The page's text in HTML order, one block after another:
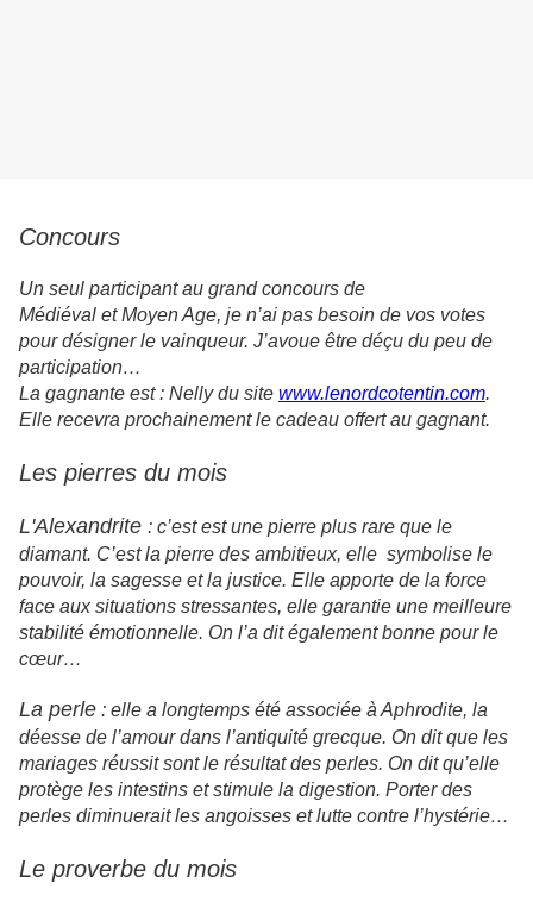
Concours
Un seul participant au grand concours de
Médiéval et Moyen Age, je n’ai pas besoin de vos votes
pour désigner le vainqueur. J’avoue être déçu du peu de
participation…
La gagnante est : Nelly du site www.lenordcotentin.com.
Elle recevra prochainement le cadeau offert au gagnant.
Les pierres du mois
L'Alexandrite : c’est est une pierre plus rare que le
diamant. C’est la pierre des ambitieux, elle symbolise le
pouvoir, la sagesse et la justice. Elle apporte de la force
face aux situations stressantes, elle garantie une meilleure
stabilité émotionnelle. On l’a dit également bonne pour le
cœur…
La perle : elle a longtemps été associée à Aphrodite, la
déesse de l’amour dans l’antiquité grecque. On dit que les
mariages réussit sont le résultat des perles. On dit qu’elle
protège les intestins et stimule la digestion. Porter des
perles diminuerait les angoisses et lutte contre l’hystérie…
Le proverbe du mois